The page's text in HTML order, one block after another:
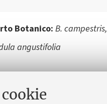
Botanico: B.
angustifolia